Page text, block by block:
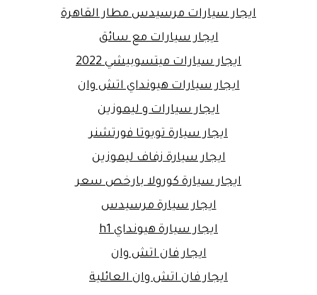
ايجار سيارات مرسيدس مطار القاهرة
ايجار سيارات مع سائق
ايجار سيارات ميتسوبيشي 2022
ايجار سيارات هيونداي اتش وان
ايجار سيارات و ليموزين
ايجار سيارة تويوتا فورتشنر
ايجار سيارة زفاف ليموزين
ايجار سيارة كورولا بارخص سعر
ايجار سيارة مرسيدس
ايجار سيارة هيونداي h1
ايجار فان اتش وان
ايجار فان اتش وان العائلية